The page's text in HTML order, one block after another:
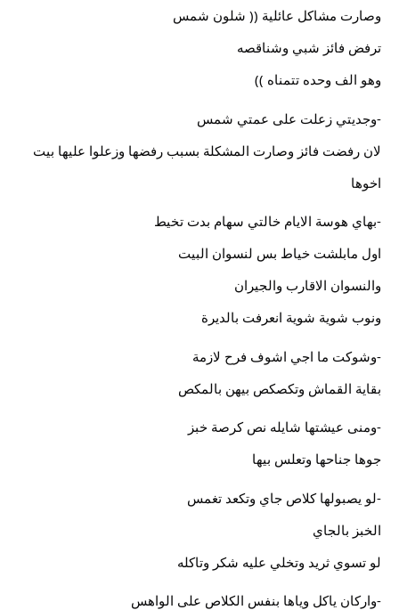
وصارت مشاكل عائلية (( شلون شمس
ترفض فائز شبي وشناقصه
وهو الف وحده تتمناه ))
-وجديتي زعلت على عمتي شمس
لان رفضت فائز وصارت المشكلة بسبب رفضها وزعلوا عليها بيت
اخوها
-بهاي هوسة الايام خالتي سهام بدت تخيط
اول مابلشت خياط بس لنسوان البيت
والنسوان الاقارب والجيران
ونوب شوية شوية انعرفت بالديرة
-وشوكت ما اجي اشوف فرح لازمة
بقاية القماش وتكصكص بيهن بالمكص
-ومنى عيشتها شايله نص كرصة خبز
جوها جناحها وتعلس بيها
-لو يصبولها كلاص جاي وتكعد تغمس
الخبز بالجاي
لو تسوي ثريد وتخلي عليه شكر وتاكله
-واركان ياكل وياها بنفس الكلاص على الواهس